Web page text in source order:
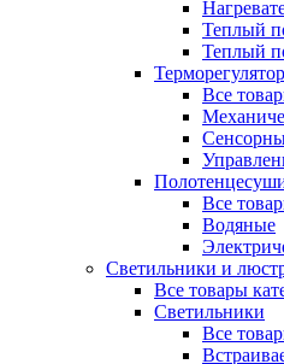
Теплый
Теплый
Все
Все
Водяные
Светильники и
Все товары
Светильники
Все